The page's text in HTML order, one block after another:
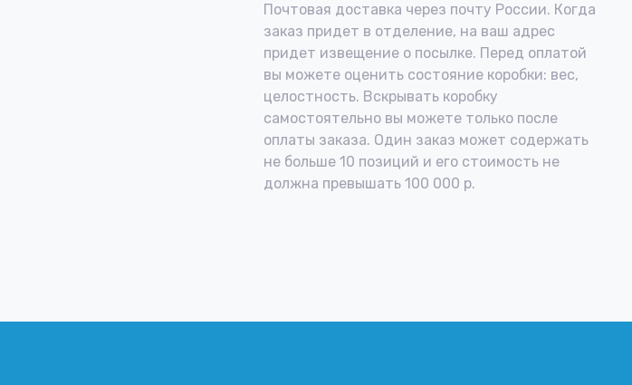
Почтовая доставка через почту России. Когда
заказ придет в отделение, на ваш адрес
придет извещение о посылке. Перед оплатой
вы можете оценить состояние коробки: вес,
целостность. Вскрывать коробку
самостоятельно вы можете только после
оплаты заказа. Один заказ может содержать
не больше 10 позиций и его стоимость не
должна превышать 100 000 р.